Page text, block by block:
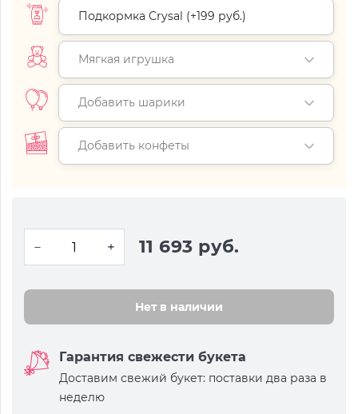
Подкормка Crysal (+199 руб.)
Мягкая игрушка
Добавить шарики
Добавить конфеты
11 693 руб.
Нет в наличии
Гарантия свежести букета
Доставим свежий букет: поставки два раза в
неделю